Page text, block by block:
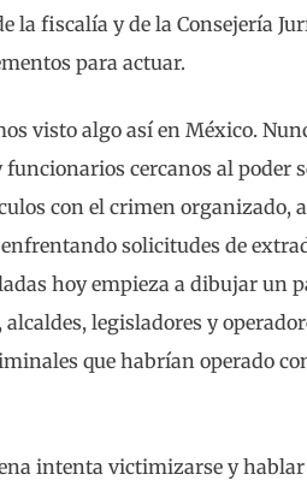
la fiscalía y de la Consejería
para actuar.
visto algo así en México.
funcionarios cercanos al poder
con el crimen organizado,
solicitudes de
hoy empieza a dibujar un
alcaldes, legisladores y
que habrían operado
intenta victimizarse y